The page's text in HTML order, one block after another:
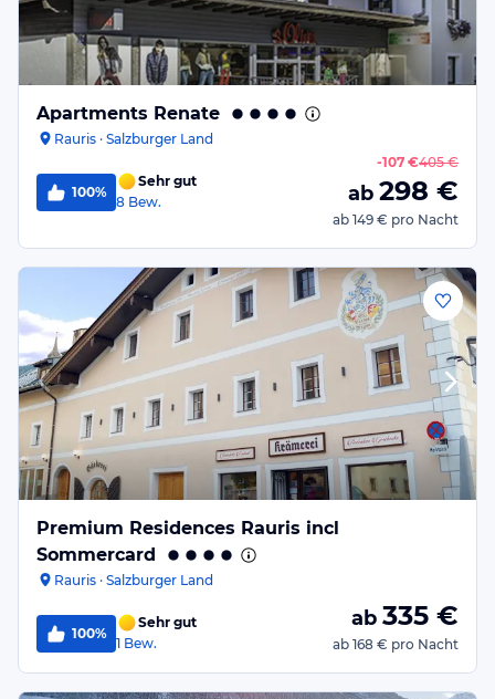
Apartments Renate
Rauris · Salzburger Land
100%
Sehr gut
8 Bew.
-107 €405 €
ab 298 €
ab 149 € pro Nacht
Premium Residences Rauris incl
Sommercard
Rauris · Salzburger Land
100%
Sehr gut
1 Bew.
ab 335 €
ab 168 € pro Nacht